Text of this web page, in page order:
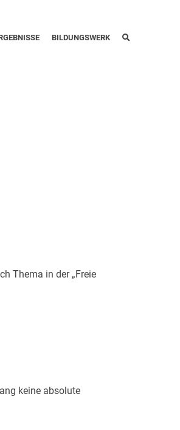
BILDUNGSWERK
Thema in der „Freie
keine absolute